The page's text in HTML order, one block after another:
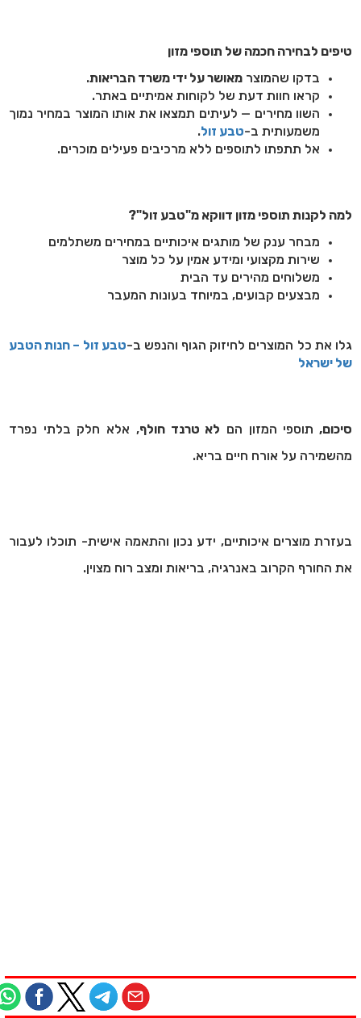
טיפים לבחירה חכמה של תוספי מזון
בדקו שהמוצרמאושר על ידי משרד הבריאות.
קראו חוות דעת של לקוחות אמיתיים באתר.
השוו מחירים — לעיתים תמצאו את אותו המוצר במחיר נמוך
משמעותית ב-טבע זול.
אל תתפתו לתוספים ללא מרכיבים פעילים מוכרים.
למה לקנות תוספי מזון דווקא מ"טבע זול"?
מבחר ענק של מותגים איכותיים במחירים משתלמים
שירות מקצועי ומידע אמין על כל מוצר
משלוחים מהירים עד הבית
מבצעים קבועים, במיוחד בעונות המעבר
גלו את כל המוצרים לחיזוק הגוף והנפש ב-טבע זול – חנות הטבע
של ישראל
סיכום,תוספי המזון הםלא טרנד חולף, אלא חלק בלתי נפרד
מהשמירה על אורח חיים בריא.
בעזרת מוצרים איכותיים, ידע נכון והתאמה אישית- תוכלו לעבור
את החורף הקרוב באנרגיה, בריאות ומצב רוח מצוין.